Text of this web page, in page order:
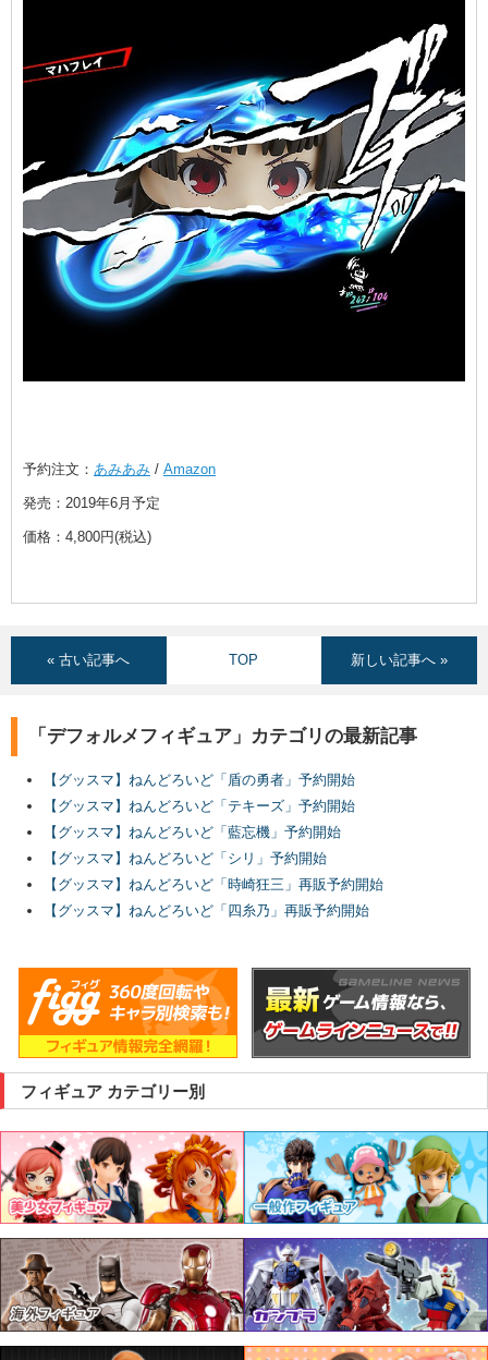
予約注文： あみあみ / Amazon
発売：2019年6月予定
価格：4,800円(税込)
« 古い記事へ TOP 新しい記事へ »
「デフォルメフィギュア」カテゴリの最新記事
【グッスマ】ねんどろいど「盾の勇者」予約開始
【グッスマ】ねんどろいど「テキーズ」予約開始
【グッスマ】ねんどろいど「藍忘機」予約開始
【グッスマ】ねんどろいど「シリ」予約開始
【グッスマ】ねんどろいど「時崎狂三」再販予約開始
【グッスマ】ねんどろいど「四糸乃」再販予約開始
フィギュア カテゴリー別